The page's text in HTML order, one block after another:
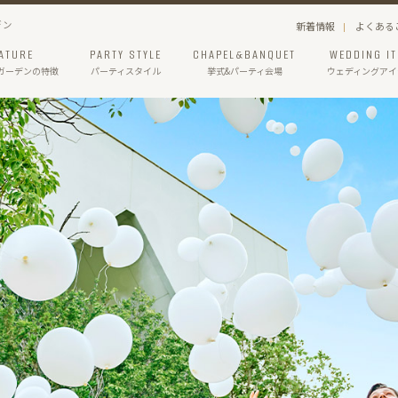
ーデンの特徴
PARTY STYLE
パーティスタイル
CHAPEL&BANQUET
挙式&パーティ会場
WEDDING
ウェディングア
新着情報 よくある